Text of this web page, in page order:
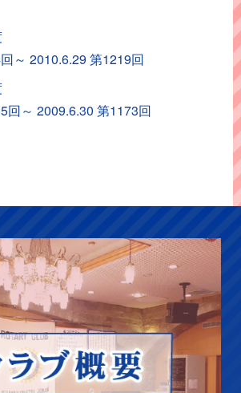
～ 2010.6.29 第1219回
回～ 2009.6.30 第1173回